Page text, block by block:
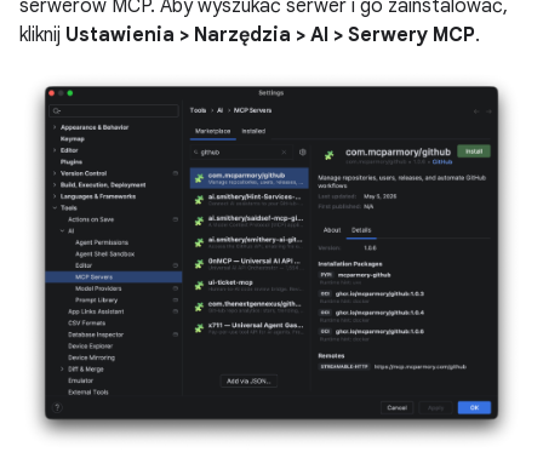
serwerów MCP. Aby wyszukać serwer i go zainstalować,
kliknij Ustawienia > Narzędzia > AI > Serwery MCP.